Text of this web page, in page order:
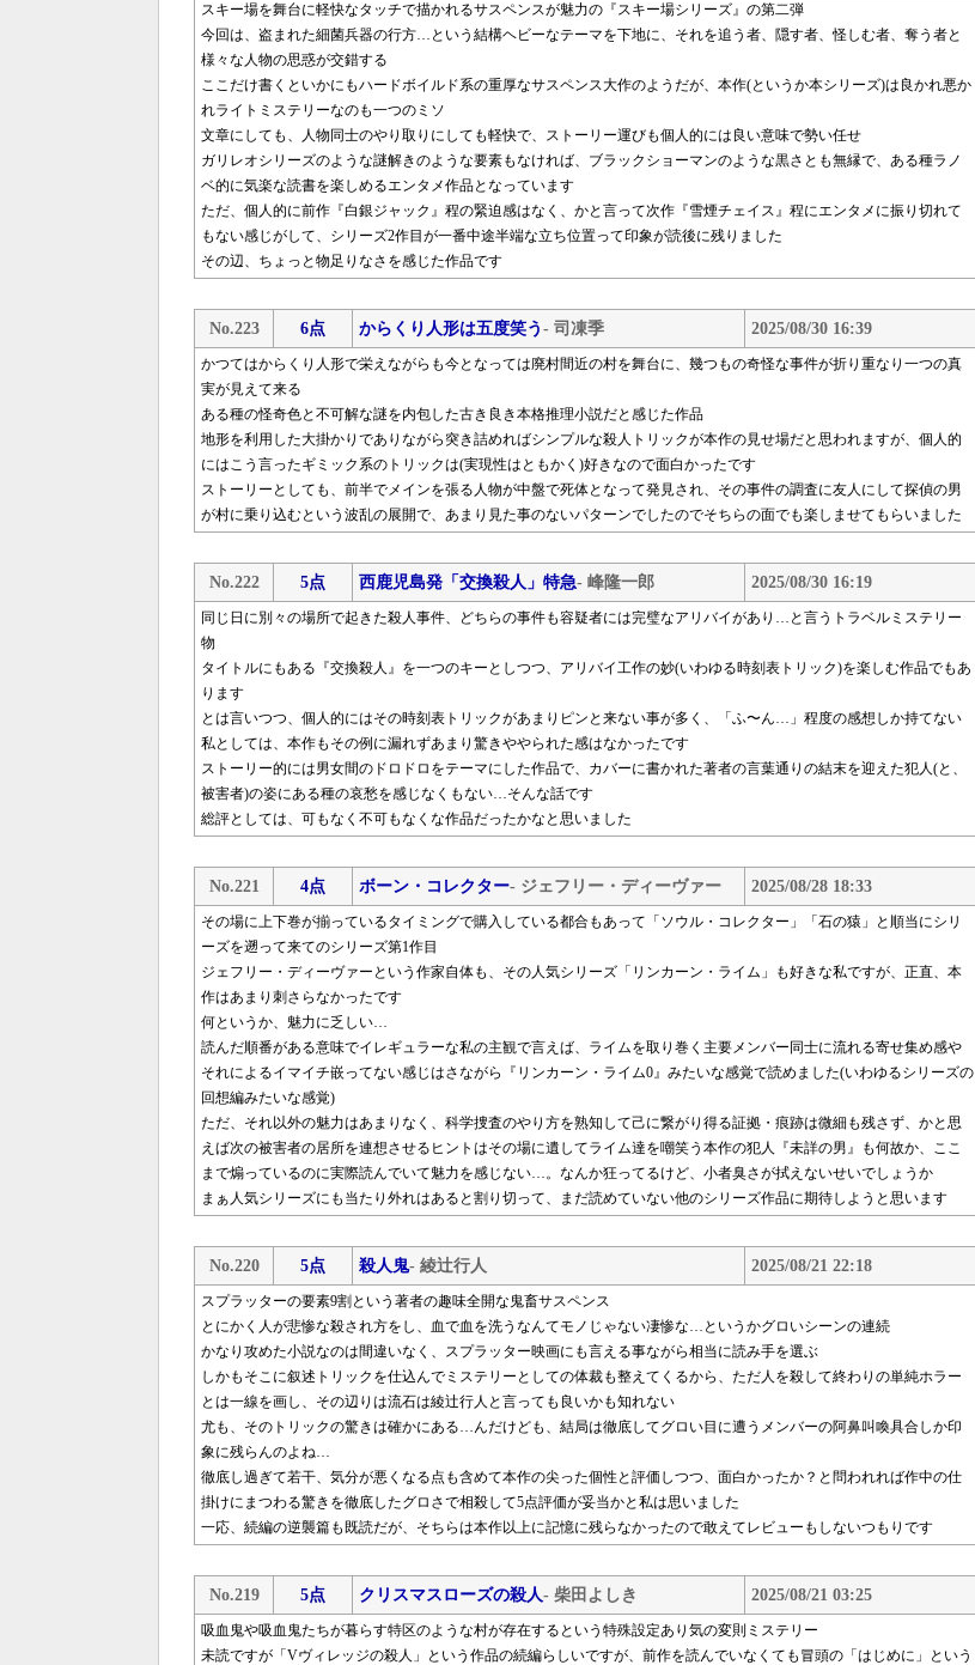
スキー場を舞台に軽快なタッチで描かれるサスペンスが魅力の『スキー場シリーズ』の第二弾
今回は、盗まれた細菌兵器の行方…という結構ヘビーなテーマを下地に、それを追う者、隠す者、怪しむ者、奪う者と
様々な人物の思惑が交錯する
ここだけ書くといかにもハードボイルド系の重厚なサスペンス大作のようだが、本作(というか本シリーズ)は良かれ悪か
れライトミステリーなのも一つのミソ
文章にしても、人物同士のやり取りにしても軽快で、ストーリー運びも個人的には良い意味で勢い任せ
ガリレオシリーズのような謎解きのような要素もなければ、ブラックショーマンのような黒さとも無縁で、ある種ラノ
ベ的に気楽な読書を楽しめるエンタメ作品となっています
ただ、個人的に前作『白銀ジャック』程の緊迫感はなく、かと言って次作『雪煙チェイス』程にエンタメに振り切れて
もない感じがして、シリーズ2作目が一番中途半端な立ち位置って印象が読後に残りました
その辺、ちょっと物足りなさを感じた作品です
No.223 6点 からくり人形は五度笑う - 司凍季 2025/08/30 16:39
かつてはからくり人形で栄えながらも今となっては廃村間近の村を舞台に、幾つもの奇怪な事件が折り重なり一つの真
実が見えて来る
ある種の怪奇色と不可解な謎を内包した古き良き本格推理小説だと感じた作品
地形を利用した大掛かりでありながら突き詰めればシンプルな殺人トリックが本作の見せ場だと思われますが、個人的
にはこう言ったギミック系のトリックは(実現性はともかく)好きなので面白かったです
ストーリーとしても、前半でメインを張る人物が中盤で死体となって発見され、その事件の調査に友人にして探偵の男
が村に乗り込むという波乱の展開で、あまり見た事のないパターンでしたのでそちらの面でも楽しませてもらいました
No.222 5点 西鹿児島発「交換殺人」特急- 峰隆一郎 2025/08/30 16:19
同じ日に別々の場所で起きた殺人事件、どちらの事件も容疑者には完璧なアリバイがあり…と言うトラベルミステリー
物
タイトルにもある『交換殺人』を一つのキーとしつつ、アリバイ工作の妙(いわゆる時刻表トリック)を楽しむ作品でもあ
ります
とは言いつつ、個人的にはその時刻表トリックがあまりピンと来ない事が多く、「ふ〜ん…」程度の感想しか持てない
私としては、本作もその例に漏れずあまり驚きややられた感はなかったです
ストーリー的には男女間のドロドロをテーマにした作品で、カバーに書かれた著者の言葉通りの結末を迎えた犯人(と、
被害者)の姿にある種の哀愁を感じなくもない…そんな話です
総評としては、可もなく不可もなくな作品だったかなと思いました
No.221 4点 ボーン・コレクター- ジェフリー・ディーヴァー 2025/08/28 18:33
その場に上下巻が揃っているタイミングで購入している都合もあって「ソウル・コレクター」「石の猿」と順当にシリ
ーズを遡って来てのシリーズ第1作目
ジェフリー・ディーヴァーという作家自体も、その人気シリーズ「リンカーン・ライム」も好きな私ですが、正直、本
作はあまり刺さらなかったです
何というか、魅力に乏しい…
読んだ順番がある意味でイレギュラーな私の主観で言えば、ライムを取り巻く主要メンバー同士に流れる寄せ集め感や
それによるイマイチ嵌ってない感じはさながら『リンカーン・ライム0』みたいな感覚で読めました(いわゆるシリーズの
回想編みたいな感覚)
ただ、それ以外の魅力はあまりなく、科学捜査のやり方を熟知して己に繋がり得る証拠・痕跡は微細も残さず、かと思
えば次の被害者の居所を連想させるヒントはその場に遺してライム達を嘲笑う本作の犯人『未詳の男』も何故か、ここ
まで煽っているのに実際読んでいて魅力を感じない…。なんか狂ってるけど、小者臭さが拭えないせいでしょうか
まぁ人気シリーズにも当たり外れはあると割り切って、まだ読めていない他のシリーズ作品に期待しようと思います
No.220 5点 殺人鬼- 綾辻行人 2025/08/21 22:18
スプラッターの要素9割という著者の趣味全開な鬼畜サスペンス
とにかく人が悲惨な殺され方をし、血で血を洗うなんてモノじゃない凄惨な…というかグロいシーンの連続
かなり攻めた小説なのは間違いなく、スプラッター映画にも言える事ながら相当に読み手を選ぶ
しかもそこに叙述トリックを仕込んでミステリーとしての体裁も整えてくるから、ただ人を殺して終わりの単純ホラー
とは一線を画し、その辺りは流石は綾辻行人と言っても良いかも知れない
尤も、そのトリックの驚きは確かにある…んだけども、結局は徹底してグロい目に遭うメンバーの阿鼻叫喚具合しか印
象に残らんのよね…
徹底し過ぎて若干、気分が悪くなる点も含めて本作の尖った個性と評価しつつ、面白かったか？と問われれば作中の仕
掛けにまつわる驚きを徹底したグロさで相殺して5点評価が妥当かと私は思いました
一応、続編の逆襲篇も既読だが、そちらは本作以上に記憶に残らなかったので敢えてレビューもしないつもりです
No.219 5点 クリスマスローズの殺人- 柴田よしき 2025/08/21 03:25
吸血鬼や吸血鬼たちが暮らす特区のような村が存在するという特殊設定あり気の変則ミステリー
未読ですが「Vヴィレッジの殺人」という作品の続編らしいですが、前作を読んでいなくても冒頭の「はじめに」という